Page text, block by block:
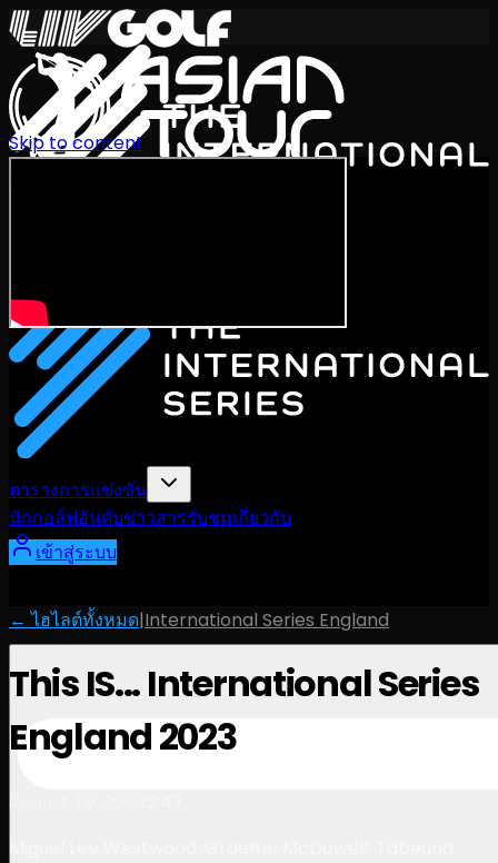
ตารางการแข่งขัน
นักกอล์ฟอันดับข่าวสารรับชมเกี่ยวกับ
เข้าสู่ระบบ
Skip to content
← ไฮไลต์ทั้งหมด|International Series England
This IS... International Series
England 2023